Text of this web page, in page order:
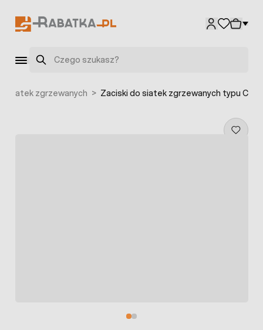
Szukaj
siatek zgrzewanych > Zaciski do siatek zgrzewanych typu C